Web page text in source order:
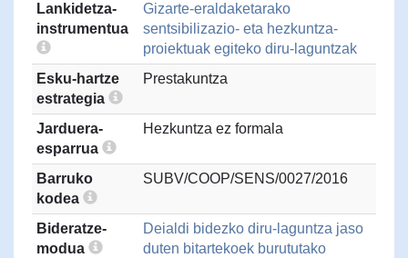
Lankidetza-
instrumentua
Gizarte-eraldaketarako
sentsibilizazio- eta hezkuntza-
proiektuak egiteko diru-laguntzak
Esku-hartze
estrategia
Prestakuntza
Jarduera-
esparrua
Hezkuntza ez formala
Barruko
kodea
SUBV/COOP/SENS/0027/2016
Bideratze-
modua
Deialdi bidezko diru-laguntza jaso
duten bitartekoek burututako